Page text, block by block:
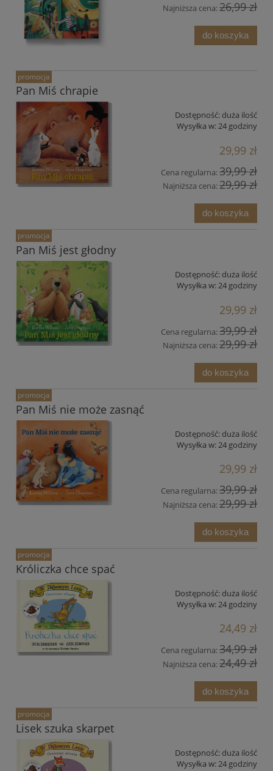
Najniższa cena:26,99 zł
do koszyka
Pan Miś chrapie
Dostępność: duża ilość
Wysyłka w:24 godziny
29,99 zł
Cena regularna:39,99 zł
Najniższa cena:29,99 zł
do koszyka
promocja
Pan Miś jest głodny
Dostępność: duża ilość
Wysyłka w:24 godziny
29,99 zł
Cena regularna:39,99 zł
Najniższa cena:29,99 zł
do koszyka
promocja
Pan Miś nie może zasnąć
Dostępność: duża ilość
Wysyłka w:24 godziny
29,99 zł
Cena regularna:39,99 zł
Najniższa cena:29,99 zł
do koszyka
promocja
Króliczka chce spać
Dostępność: duża ilość
Wysyłka w:24 godziny
24,49 zł
Cena regularna:34,99 zł
Najniższa cena:24,49 zł
do koszyka
promocja
Lisek szuka skarpet
Dostępność: duża ilość
Wysyłka w: 24 godziny
promocja